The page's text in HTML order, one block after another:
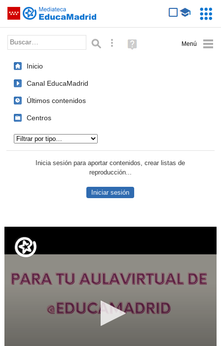
Saltar navegación
Palabra o frase: Búsqueda avanzada
Ayuda
(en
Inicio
Canal EducaMadrid
Últimos contenidos
Centros
Inicia sesión para aportar contenidos, crear listas de
reproducción...
Iniciar sesión